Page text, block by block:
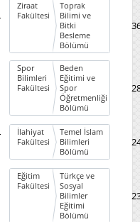
Ziraat
Fakültesi
Toprak
Bilimi ve
Bitki
Besleme
Bölümü
Spor
Bilimleri
Fakültesi
Beden
Eğitimi ve
Spor
Öğretmenliği
Bölümü
İlahiyat
Fakültesi
Temel İslam
Bilimleri
Bölümü
Eğitim
Fakültesi
Türkçe ve
Sosyal
Bilimler
Eğitimi
Bölümü